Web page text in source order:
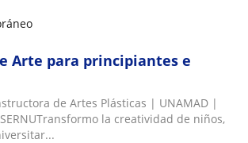
Arte para principiantes e
de Artes Plásticas | UNAMAD |
la creatividad de niños,